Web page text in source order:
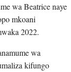
wa Beatrice naye
mkoani
2022.
wa
kifungo